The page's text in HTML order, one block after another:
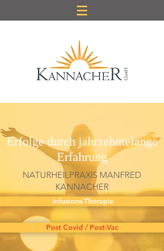
Erfolge durch jahrzehntelange
Erfahrung
NATURHEILPRAXIS MANFRED
KANNACHER
Infusions-Therapie
Post Covid / Post-Vac